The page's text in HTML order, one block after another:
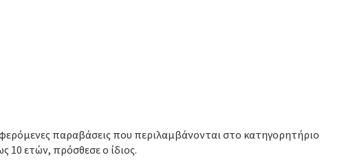
παραβάσεις που περιλαμβάνονται στο κατηγορητήριο
10 ετών, πρόσθεσε ο ίδιος.